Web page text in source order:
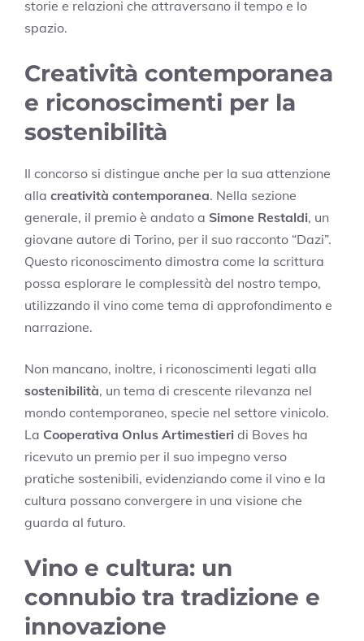
storie e relazioni che attraversano il tempo e lo
spazio.
Creatività contemporanea
e riconoscimenti per la
sostenibilità
Il concorso si distingue anche per la sua attenzione
alla creatività contemporanea. Nella sezione
generale, il premio è andato a Simone Restaldi, un
giovane autore di Torino, per il suo racconto “Dazi”.
Questo riconoscimento dimostra come la scrittura
possa esplorare le complessità del nostro tempo,
utilizzando il vino come tema di approfondimento e
narrazione.
Non mancano, inoltre, i riconoscimenti legati alla
sostenibilità, un tema di crescente rilevanza nel
mondo contemporaneo, specie nel settore vinicolo.
La Cooperativa Onlus Artimestieri di Boves ha
ricevuto un premio per il suo impegno verso
pratiche sostenibili, evidenziando come il vino e la
cultura possano convergere in una visione che
guarda al futuro.
Vino e cultura: un
connubio tra tradizione e
innovazione